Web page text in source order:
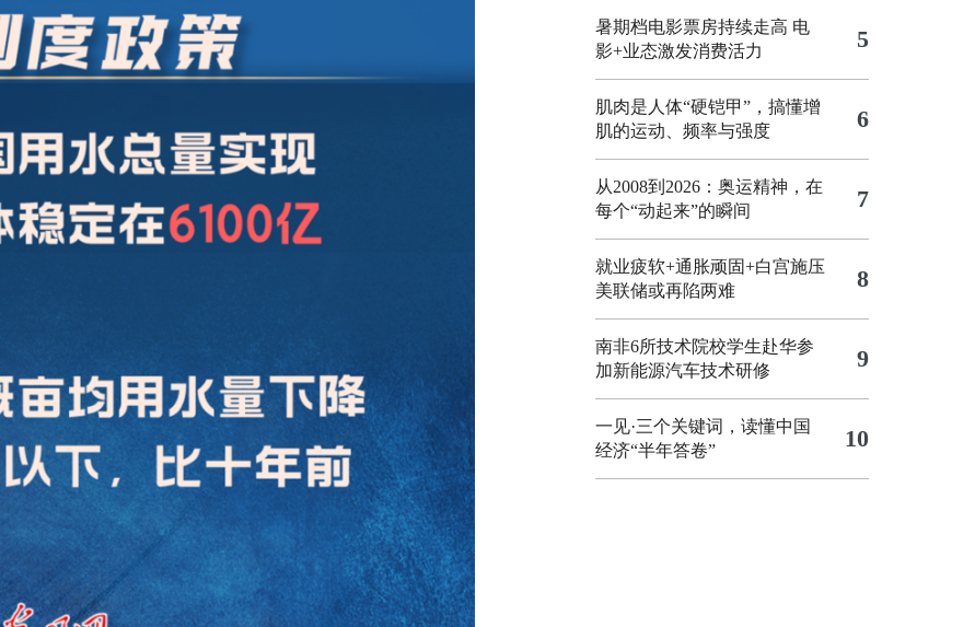
暑期档电影票房持续走高 电
影+业态激发消费活力
5
肌肉是人体“硬铠甲”，搞懂增
肌的运动、频率与强度
6
从2008到2026：奥运精神，在
每个“动起来”的瞬间
7
就业疲软+通胀顽固+白宫施压
美联储或再陷两难
8
南非6所技术院校学生赴华参
加新能源汽车技术研修
9
一见·三个关键词，读懂中国
经济“半年答卷”
10